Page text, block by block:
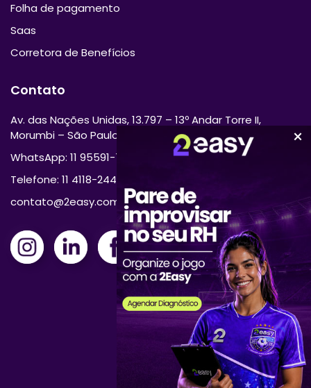
Folha de pagamento
Saas
Corretora de Benefícios
Contato
Av. das Nações Unidas, 13.797 – 13º Andar Torre II,
Morumbi – São Paulo/SP 04794-000
WhatsApp: 11 95591-7870
Telefone: 11 4118-2444
contato@2easy.com.br